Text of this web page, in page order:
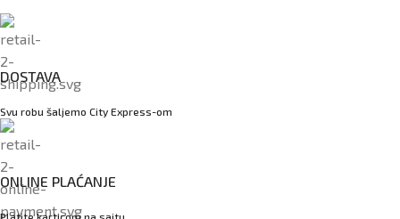
DOSTAVA
Svu robu šaljemo City Express-om
ONLINE PLAĆANJE